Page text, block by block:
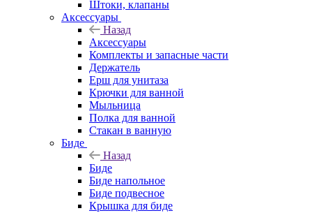
Штоки, клапаны
Аксессуары
Назад
Аксессуары
Комплекты и запасные части
Держатель
Ерш для унитаза
Крючки для ванной
Мыльница
Полка для ванной
Стакан в ванную
Биде
Назад
Биде
Биде напольное
Биде подвесное
Крышка для биде